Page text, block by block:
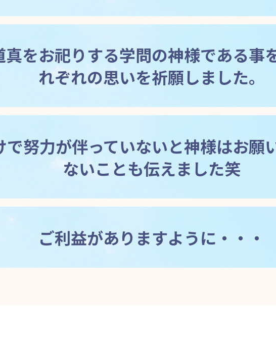
真をお祀りする学問の神様である事
れぞれの思いを祈願しました。
で努力が伴っていないと神様はお願
ないことも伝えました笑
ご利益がありますように・・・